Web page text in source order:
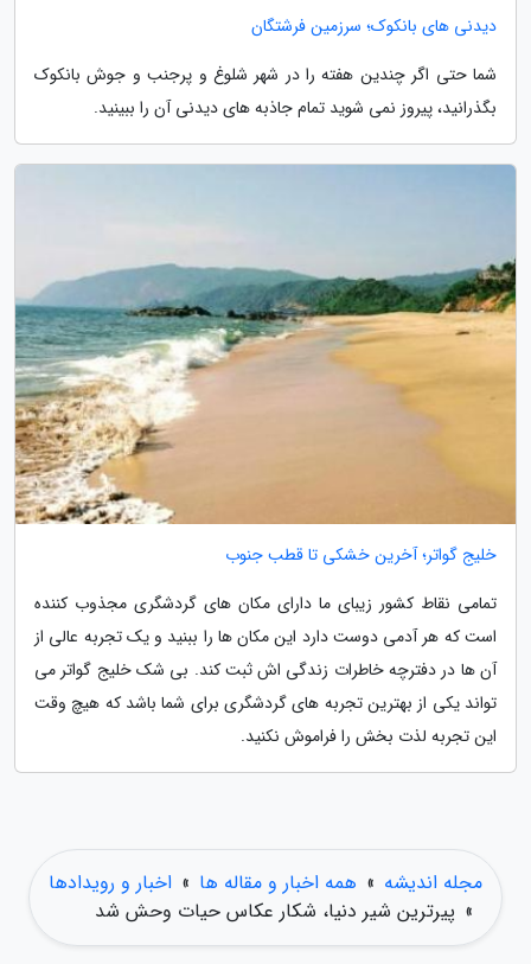
دیدنی های بانکوک؛ سرزمین فرشتگان
شما حتی اگر چندین هفته را در شهر شلوغ و پرجنب و جوش بانکوک
بگذرانید، پیروز نمی شوید تمام جاذبه های دیدنی آن را ببینید.
خلیج گواتر؛ آخرین خشکی تا قطب جنوب
تمامی نقاط کشور زیبای ما دارای مکان های گردشگری مجذوب کننده
است که هر آدمی دوست دارد این مکان ها را ببنید و یک تجربه عالی از
آن ها در دفترچه خاطرات زندگی اش ثبت کند. بی شک خلیج گواتر می
تواند یکی از بهترین تجربه های گردشگری برای شما باشد که هیچ وقت
این تجربه لذت بخش را فراموش نکنید.
مجله اندیشه » همه اخبار و مقاله ها » اخبار و رویدادها
» پیرترین شیر دنیا، شکار عکاس حیات وحش شد